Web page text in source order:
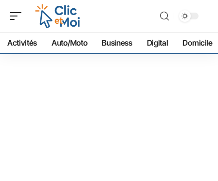
Activités Auto/Moto Business Digital Domicile